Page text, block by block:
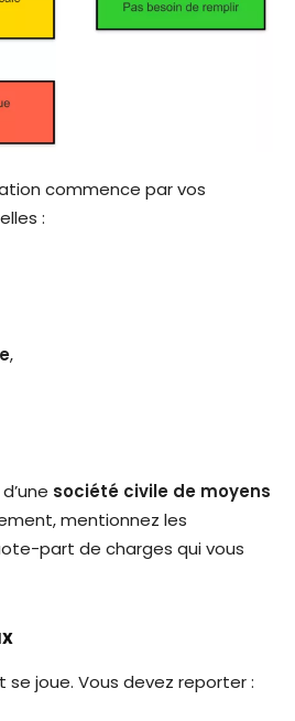
commence par vos
:
,
société civile de moyens
mentionnez les
part de charges qui vous
se joue. Vous devez reporter :